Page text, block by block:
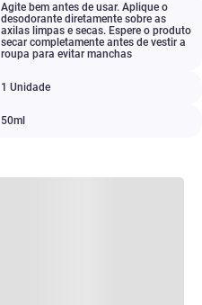
Agite bem antes de usar. Aplique o
desodorante diretamente sobre as
axilas limpas e secas. Espere o produto
secar completamente antes de vestir a
roupa para evitar manchas
1 Unidade
50ml